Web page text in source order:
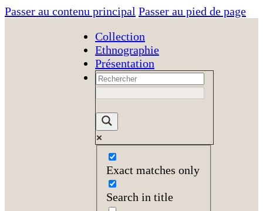
Passer au contenu principal Passer au pied de page
Collection
Ethnographie
Présentation
Exact matches only
Search in title